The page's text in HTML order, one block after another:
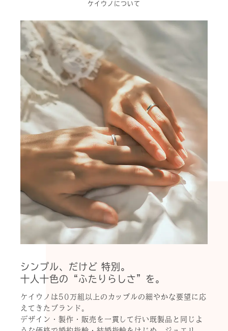
ケイウノについて
シンプル、だけど 特別。
十人十色の“ふたりらしさ”を。
ケイウノは50万組以上のカップルの細やかな要望に応
えてきたブランド。
デザイン・製作・販売を一貫して行い既製品と同じよ